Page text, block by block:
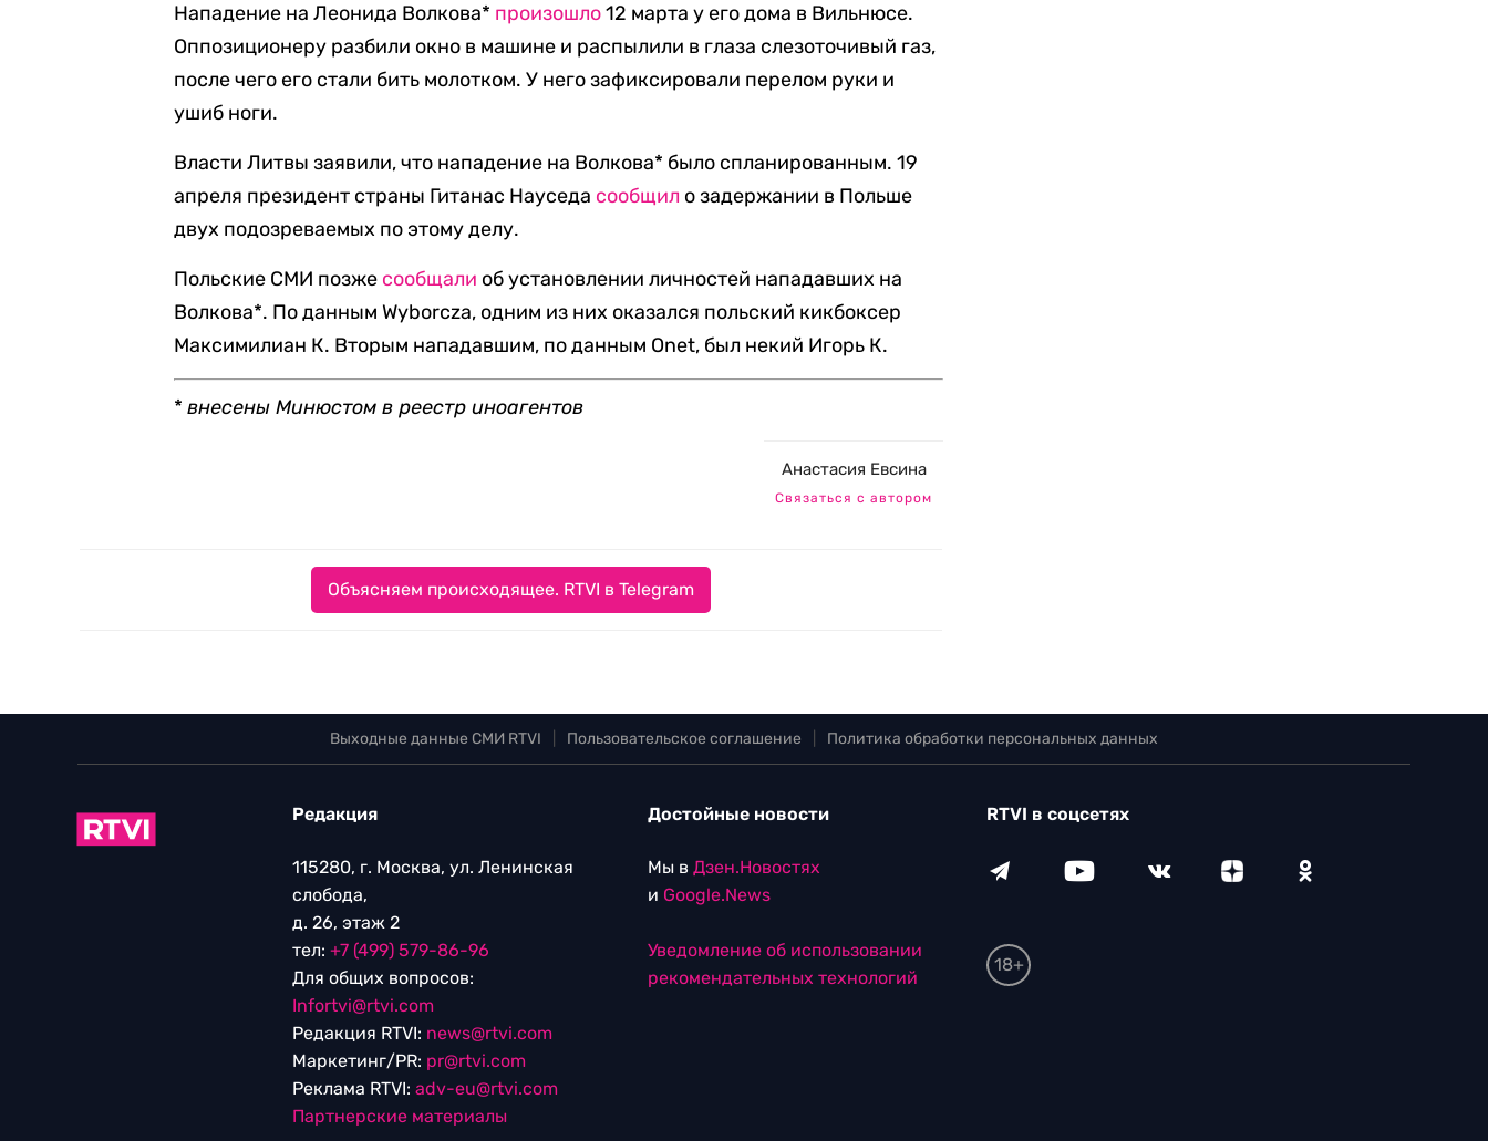
Нападение на Леонида Волкова* произошло12 марта у его дома в Вильнюсе.
Оппозиционеру разбили окно в машине и распылили в глаза слезоточивый газ,
после чего его стали бить молотком. У него зафиксировали перелом руки и
ушиб ноги.
Власти Литвы заявили, что нападение на Волкова* было спланированным. 19
апреля президент страны Гитанас Науседа сообщил о задержании в Польше
двух подозреваемых по этому делу.
Польские СМИ позже сообщали об установлении личностей нападавших на
Волкова*. По данным Wyborcza, одним из них оказался польский кикбоксер
Максимилиан К. Вторым нападавшим, по данным Onet, был некий Игорь К.
*внесены Минюстом в реестр иноагентов
Анастасия Евсина
Связаться с автором
Объясняем происходящее. RTVI в Telegram
Выходные данные СМИ RTVI Пользовательское соглашение Политика обработки персональных данных
Редакция
115280, г. Москва, ул. Ленинская
слобода,
д. 26, этаж 2
тел: +7 (499) 579-86-96
Для общих вопросов:
Infortvi@rtvi.com
Редакция RTVI: news@rtvi.com
Маркетинг/PR: pr@rtvi.com
Реклама RTVI: adv-eu@rtvi.com
Партнерские материалы
Достойные новости
Мы в Дзен.Новостях
и Google.News
Уведомление об использовании
рекомендательных технологий
RTVI в соцсетях
18+